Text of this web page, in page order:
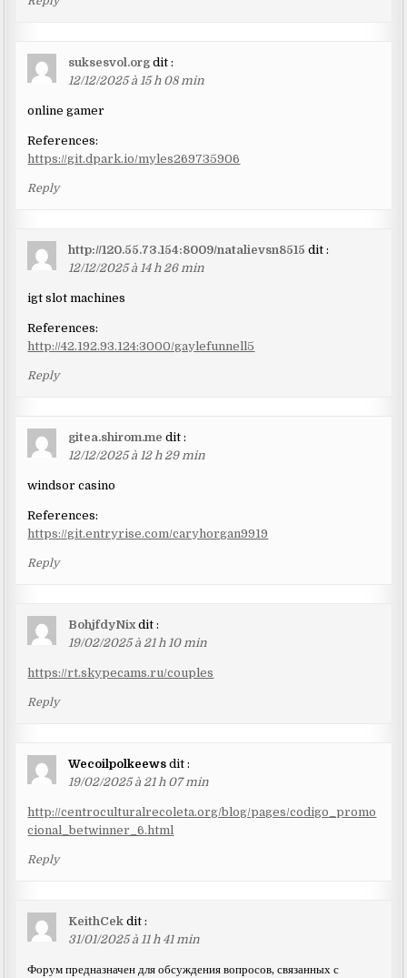
suksesvol.org dit :
12/12/2025 à 15 h 08 min
online gamer
References:
https://git.dpark.io/myles269735906
Reply
http://120.55.73.154:8009/natalievsn8515 dit :
12/12/2025 à 14 h 26 min
igt slot machines
References:
http://42.192.93.124:3000/gaylefunnell5
Reply
gitea.shirom.me dit :
12/12/2025 à 12 h 29 min
windsor casino
References:
https://git.entryrise.com/caryhorgan9919
Reply
BohjfdyNix dit :
19/02/2025 à 21 h 10 min
https://rt.skypecams.ru/couples
Reply
Wecoilpolkeews dit :
19/02/2025 à 21 h 07 min
http://centroculturalrecoleta.org/blog/pages/codigo_promo
cional_betwinner_6.html
Reply
KeithCek dit :
31/01/2025 à 11 h 41 min
Форум предназначен для обсуждения вопросов, связанных с